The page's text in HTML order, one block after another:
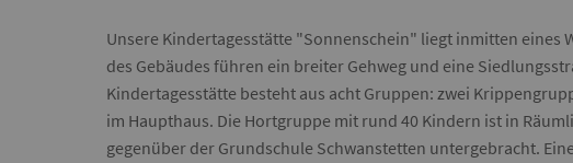
Unsere Kindertagesstätte "Sonnenschein" liegt inmitten eines
des Gebäudes führen ein breiter Gehweg und eine
Kindertagesstätte besteht aus acht Gruppen: zwei
im Haupthaus. Die Hortgruppe mit rund 40 Kindern ist in
gegenüber der Grundschule Schwanstetten untergebracht.